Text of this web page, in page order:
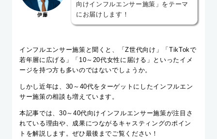
伊藤
向けインフルエンサー施策」をテーマ
にお届けします！
インフルエンサー施策と聞くと、「Z世代向け」「TikTokで
若年層に広げる」「10～20代女性に届ける」といったイメ
ージを持つ方も多いのではないでしょうか。
しかし近年は、30～40代をターゲットにしたインフルエン
サー施策の相談も増えています。
本記事では、30～40代向けインフルエンサー施策が注目さ
れている理由や、成果につながるキャスティングのポイン
トを解説します。ぜひ最後までご覧ください！